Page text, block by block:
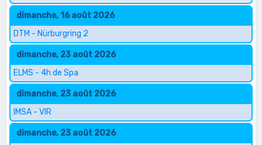
dimanche, 16 août 2026
DTM - Nürburgring 2
dimanche, 23 août 2026
ELMS - 4h de Spa
dimanche, 23 août 2026
IMSA - VIR
dimanche, 23 août 2026